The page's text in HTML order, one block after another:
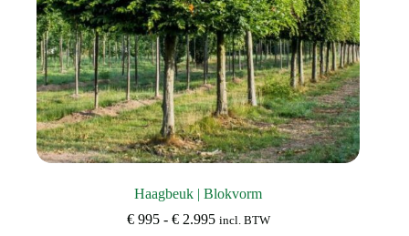
Haagbeuk | Blokvorm
€995 - €2.995Prijsklasse:
incl. BTW